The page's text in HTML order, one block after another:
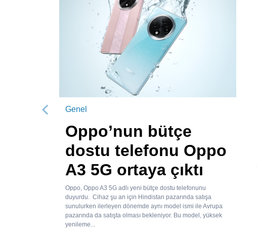
Genel
Oppo’nun bütçe
dostu telefonu Oppo
A3 5G ortaya çıktı
Oppo, Oppo A3 5G adlı yeni bütçe dostu telefonunu
duyurdu. Cihaz şu an için Hindistan pazarında satışa
sunulurken ilerleyen dönemde aynı model ismi ile Avrupa
pazarında da satışta olması bekleniyor. Bu model, yüksek
yenileme...
Önceki